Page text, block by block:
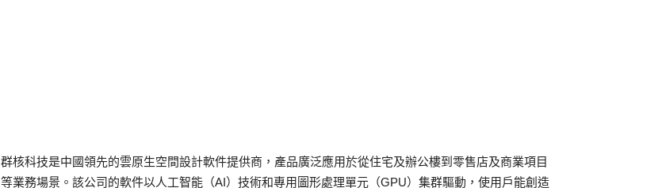
群核科技是中國領先的雲原生空間設計軟件提供商，產品廣泛應用於從住宅及辦公樓到零售店及商業項目
等業務場景。該公司的軟件以人工智能（AI）技術和專用圖形處理單元（GPU）集群驅動，使用戶能創造